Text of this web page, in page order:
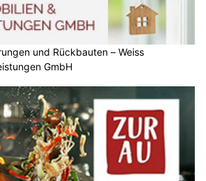
und Rückbauten – Weiss
GmbH